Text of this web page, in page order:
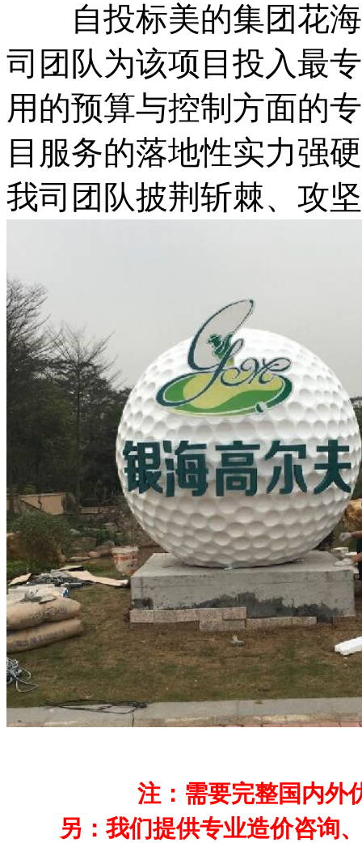
自投标美的集团花海
司团队为该项目投入最
用的预算与控制方面的
目服务的落地性实力强
我司团队披荆斩棘、攻
注：需要完整国内外
另：我们提供专业造价咨询